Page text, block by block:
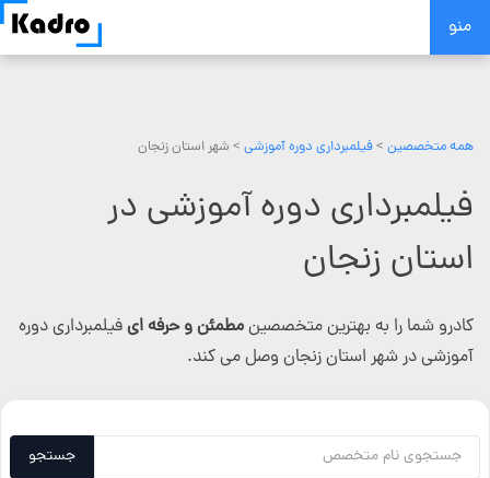
Skip
منو
همه متخصصین >فیلمبرداری دوره آموزشی > شهر استان زنجان
فیلمبرداری دوره آموزشی در
استان زنجان
کادرو شما را به بهترین متخصصینمطمئن و حرفه ایفیلمبرداری دوره
آموزشی در شهر استان زنجان وصل می کند.
جستجو